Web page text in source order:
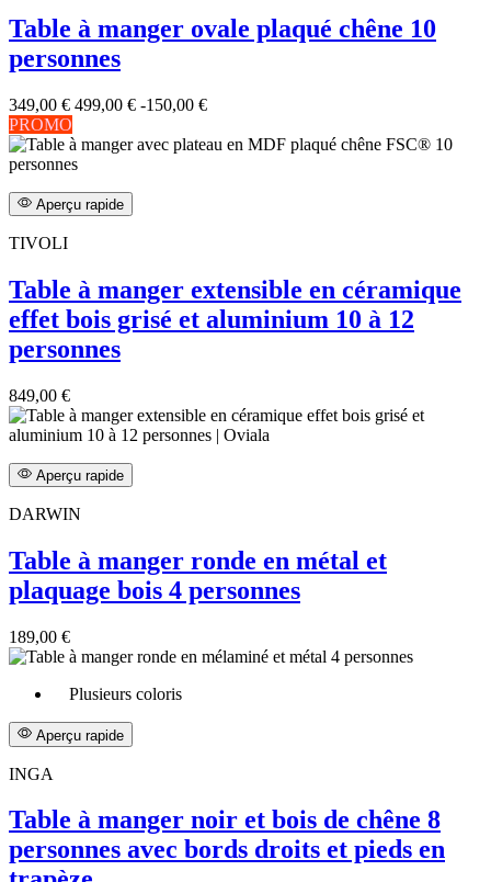
Table à manger ovale plaqué chêne 10
personnes
349,00 € 499,00 € -150,00 €
PROMO
Aperçu rapide
TIVOLI
Table à manger extensible en céramique
effet bois grisé et aluminium 10 à 12
personnes
849,00 €
Aperçu rapide
DARWIN
Table à manger ronde en métal et
plaquage bois 4 personnes
189,00 €
Plusieurs coloris
Aperçu rapide
INGA
Table à manger noir et bois de chêne 8
personnes avec bords droits et pieds en